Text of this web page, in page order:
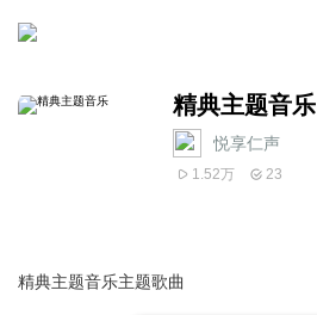
精典主题音乐
悦享仁声
1.52万 23
精典主题音乐主题歌曲